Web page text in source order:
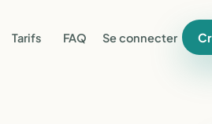
Tarifs FAQ Se connecter